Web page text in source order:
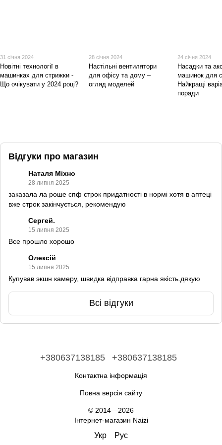
31 січня 2024
Новітні технології в
машинках для стрижки -
Що очікувати у 2024 році?
28 січня 2024
Настільні вентилятори
для офісу та дому –
огляд моделей
24 січня 2024
Насадки та
машинок для
Найкращі
поради
Відгуки про магазин
Наталя Міхно
28 липня 2025
заказала ла роше спф строк придатності в нормі хотя в аптеці
вже строк закінчується, рекомендую
Сергей.
15 липня 2025
Все прошло хорошо
Олексій
15 липня 2025
Купував экшн камеру, швидка відправка гарна якість.дякую
Всі відгуки
+380637138185 +380637138185
Контактна інформація
Повна версія сайту
© 2014—2026
Інтернет-магазин Naizi
Укр Рус